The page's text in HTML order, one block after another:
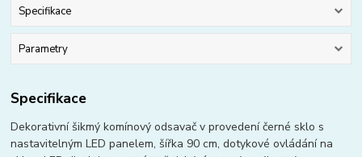
Specifikace
Parametry
Specifikace
Dekorativní šikmý komínový odsavač v provedení černé sklo s
nastavitelným LED panelem, šířka 90 cm, dotykové ovládání na